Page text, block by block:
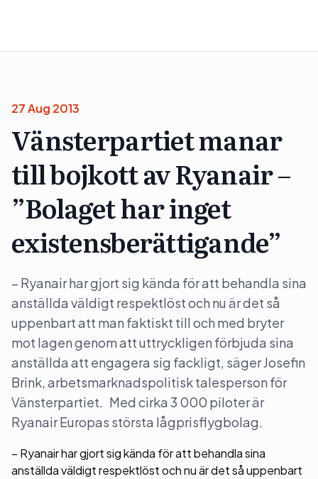
27 Aug 2013
Vänsterpartiet manar
till bojkott av Ryanair –
”Bolaget har inget
existensberättigande”
– Ryanair har gjort sig kända för att behandla sina
anställda väldigt respektlöst och nu är det så
uppenbart att man faktiskt till och med bryter
mot lagen genom att uttryckligen förbjuda sina
anställda att engagera sig fackligt, säger Josefin
Brink, arbetsmarknadspolitisk talesperson för
Vänsterpartiet. Med cirka 3 000 piloter är
Ryanair Europas största lågprisflygbolag.
– Ryanair har gjort sig kända för att behandla sina
anställda väldigt respektlöst och nu är det så uppenbart